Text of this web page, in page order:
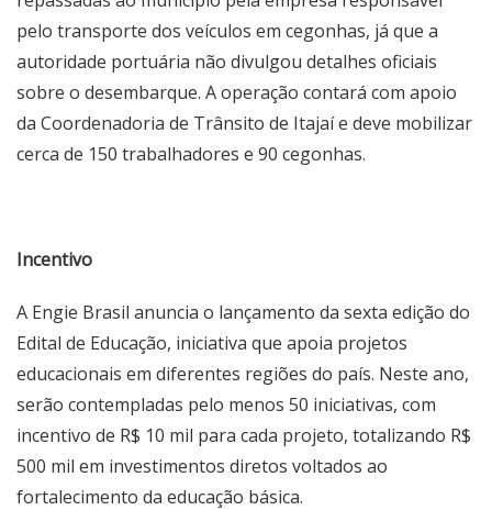
pelo transporte dos veículos em cegonhas, já que a
autoridade portuária não divulgou detalhes oficiais
sobre o desembarque. A operação contará com apoio
da Coordenadoria de Trânsito de Itajaí e deve mobilizar
cerca de 150 trabalhadores e 90 cegonhas.
Incentivo
A Engie Brasil anuncia o lançamento da sexta edição do
Edital de Educação, iniciativa que apoia projetos
educacionais em diferentes regiões do país. Neste ano,
serão contempladas pelo menos 50 iniciativas, com
incentivo de R$ 10 mil para cada projeto, totalizando R$
500 mil em investimentos diretos voltados ao
fortalecimento da educação básica.